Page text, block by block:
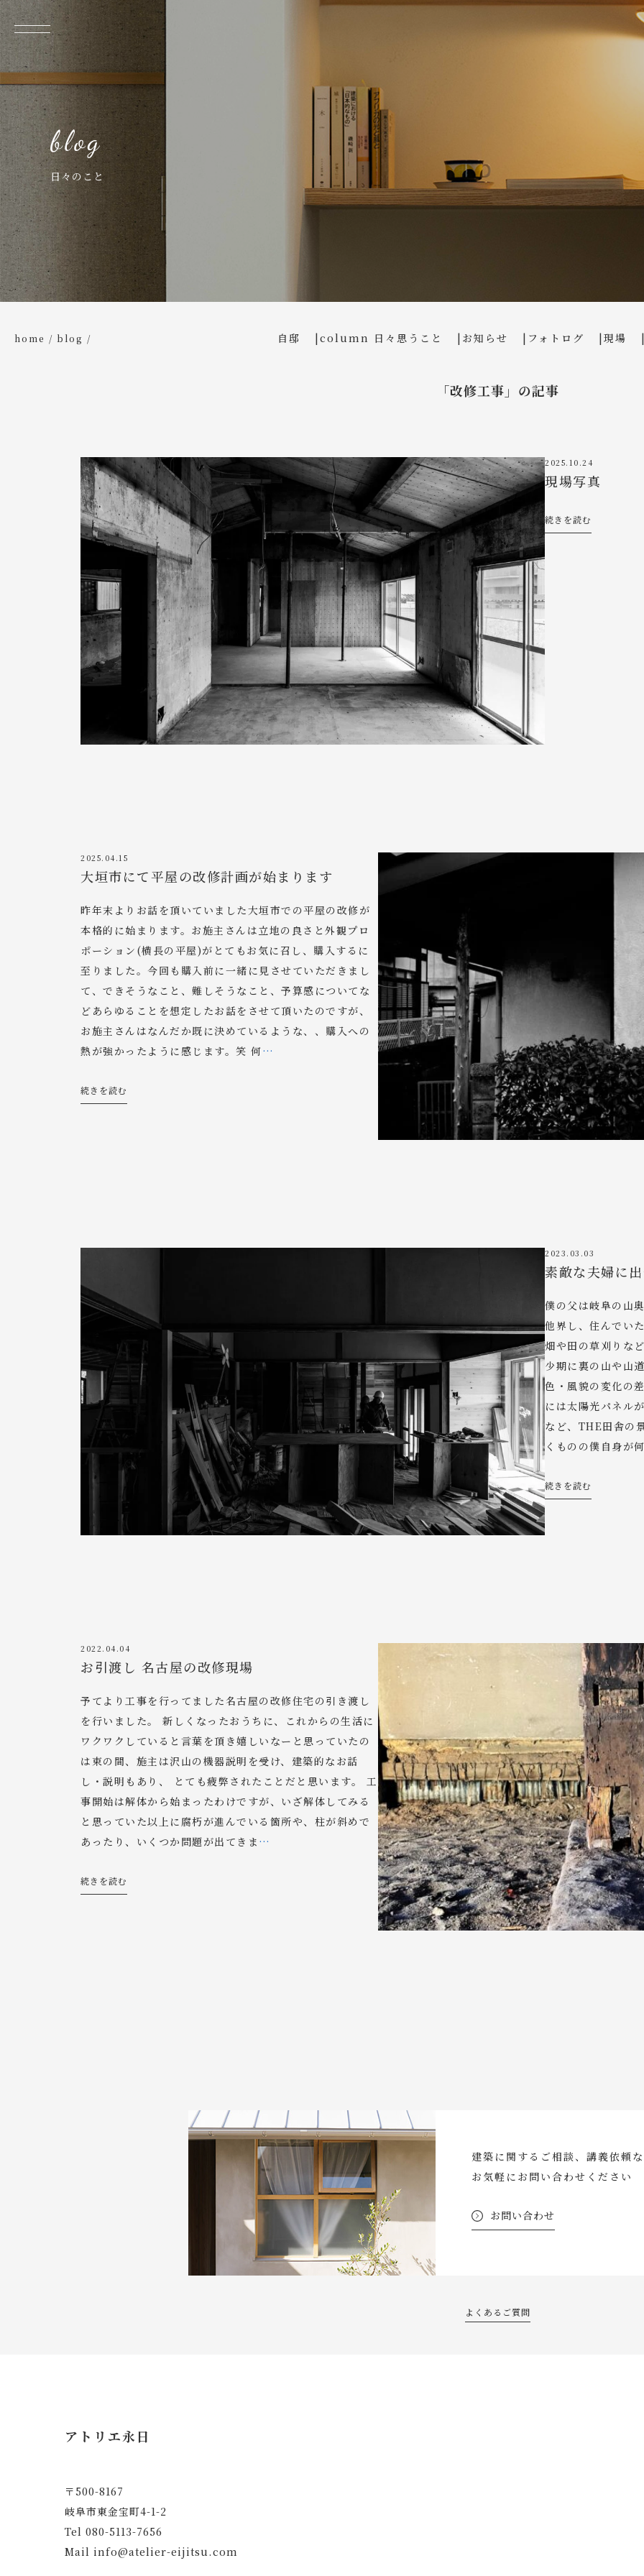
日々のこと
home blog 自邸 column 日々思うこと お知らせ フォトログ 現場
「改修工事」の記事
2025.10.24
現場写真
続きを読む
2025.04.15
大垣市にて平屋の改修計画が始まります
昨年末よりお話を頂いていました大垣市での平屋の改修が
本格的に始まります。お施主さんは立地の良さと外観プロ
ポーション(横長の平屋)がとてもお気に召し、購入するに
至りました。今回も購入前に一緒に見させていただきまし
て、できそうなこと、難しそうなこと、予算感についてな
どあらゆることを想定したお話をさせて頂いたのですが、
お施主さんはなんだか既に決めているような、、購入への
熱が強かったように感じます。笑 何…
続きを読む
2023.03.03
素敵な夫婦に
僕の父は岐阜の山
他界し、住んでい
畑や田の草刈りな
少期に裏の山や山
色・風貌の変化の
には太陽光パネル
など、THE田舎の
くものの僕自身が
続きを読む
2022.04.04
お引渡し 名古屋の改修現場
予てより工事を行ってました名古屋の改修住宅の引き渡し
を行いました。 新しくなったおうちに、これからの生活に
ワクワクしていると言葉を頂き嬉しいなーと思っていたの
は束の間、施主は沢山の機器説明を受け、建築的なお話
し・説明もあり、 とても疲弊されたことだと思います。 工
事開始は解体から始まったわけですが、いざ解体してみる
と思っていた以上に腐朽が進んでいる箇所や、柱が斜めで
あったり、いくつか問題が出てきま …
続きを読む
建築に関するご相談、講義依頼
お気軽にお問い合わせください
お問い合わせ
よくあるご質問
アトリエ永日
〒500-8167
岐阜市東金宝町4-1-2
Tel 080-5113-7656
Mail info@atelier-eijitsu.com